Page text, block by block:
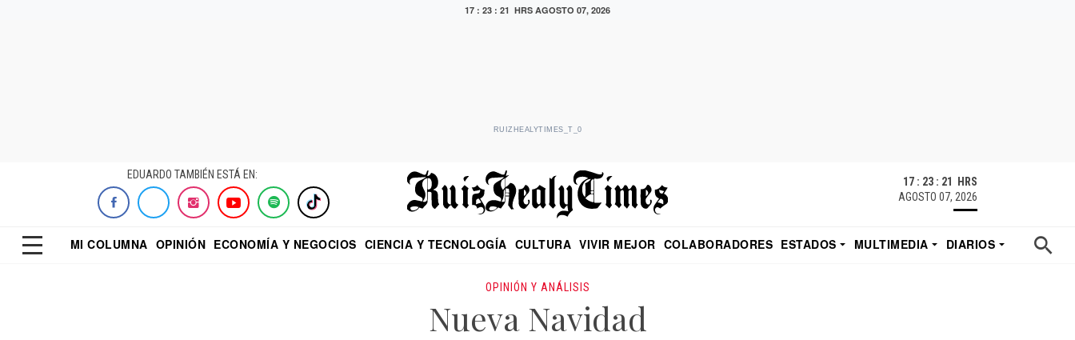
17 : 23 : 22 HRS AGOSTO 07, 2026
RUIZHEALYTIMES_T_0
EDUARDO TAMBIÉN ESTÁ EN:
17 : 23 : 22 HRS
AGOSTO 07, 2026
MI COLUMNA OPINIÓN ECONOMÍA Y NEGOCIOS CIENCIA Y TECNOLOGÍA CULTURA VIVIR MEJOR COLABORADORES ESTADOS MULTIMEDIA
DIARIOS
OPINIÓN Y ANÁLISIS
Nueva Navidad